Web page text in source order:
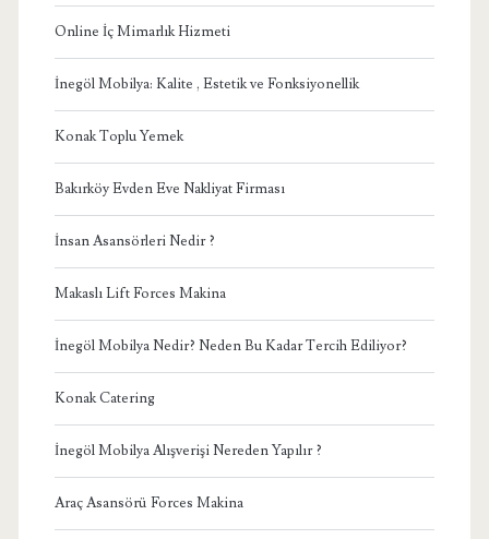
Online İç Mimarlık Hizmeti
İnegöl Mobilya: Kalite , Estetik ve Fonksiyonellik
Konak Toplu Yemek
Bakırköy Evden Eve Nakliyat Firması
İnsan Asansörleri Nedir ?
Makaslı Lift Forces Makina
İnegöl Mobilya Nedir? Neden Bu Kadar Tercih Ediliyor?
Konak Catering
İnegöl Mobilya Alışverişi Nereden Yapılır ?
Araç Asansörü Forces Makina